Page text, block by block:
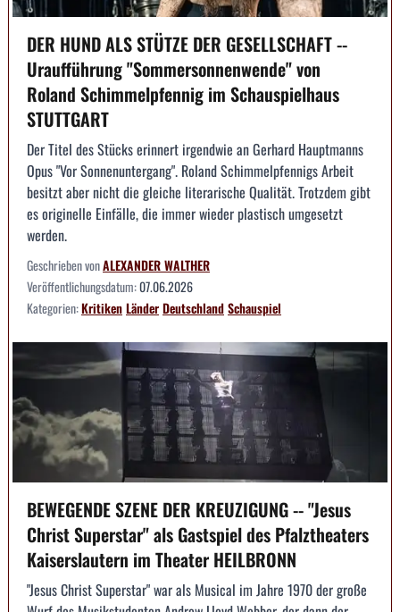
DER HUND ALS STÜTZE DER GESELLSCHAFT --
Uraufführung "Sommersonnenwende" von
Roland Schimmelpfennig im Schauspielhaus
STUTTGART
Der Titel des Stücks erinnert irgendwie an Gerhard Hauptmanns
Opus "Vor Sonnenuntergang". Roland Schimmelpfennigs Arbeit
besitzt aber nicht die gleiche literarische Qualität. Trotzdem gibt
es originelle Einfälle, die immer wieder plastisch umgesetzt
werden.
Geschrieben vonALEXANDER WALTHER
Veröffentlichungsdatum:07.06.2026
Kategorien:KritikenLänderDeutschlandSchauspiel
BEWEGENDE SZENE DER KREUZIGUNG -- "Jesus
Christ Superstar" als Gastspiel des Pfalztheaters
Kaiserslautern im Theater HEILBRONN
"Jesus Christ Superstar" war als Musical im Jahre 1970 der große